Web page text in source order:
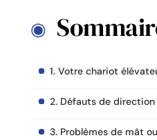
1. Votre chariot
2. Défauts de direction
3. Problèmes de mât